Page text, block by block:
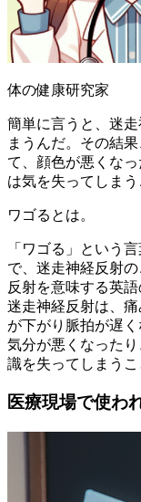
体の健康研究家
簡単に言うと、迷
まうんだ。その結
て、顔色が悪くな
は気を失ってしまう
ワゴるとは。
「ワゴる」という
で、迷走神経反射
反射を意味する英語
迷走神経反射は、
が下がり脈拍が遅
気分が悪くなった
識を失ってしまうこ
医療現場で使わ